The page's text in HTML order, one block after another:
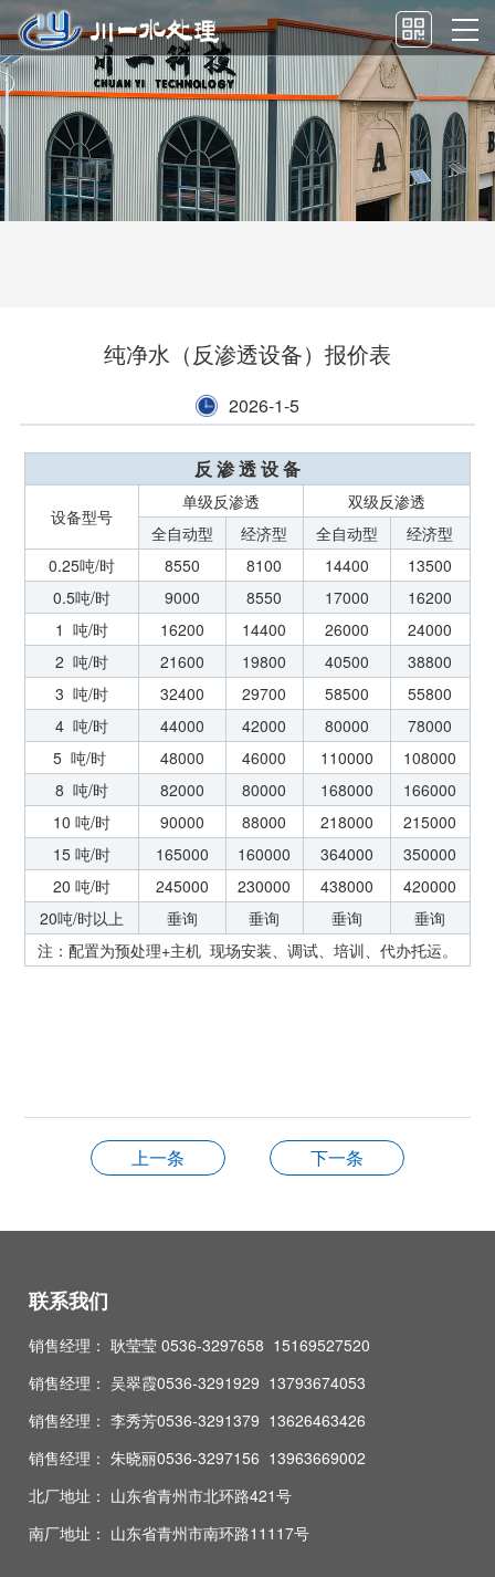
纯净水（反渗透设备）报价表
2026-1-5
反 渗 透 设 备
设备型号
单级反渗透
双级反渗透
全自动型
经济型 全自动型
经济型
0.25吨/时
8550 8100 14400
13500
0.5吨/时
9000 8550 17000
16200
1 吨/时
16200 14400 26000
24000
2 吨/时
21600 19800 40500
38800
3 吨/时
32400 29700 58500
55800
4 吨/时
44000 42000 80000
78000
5 吨/时
48000 46000 110000
108000
8 吨/时
82000 80000 168000
166000
10 吨/时
90000 88000 218000
215000
15 吨/时
165000 160000 364000
350000
20 吨/时
245000 230000 438000
420000
20吨/时以上
垂询 垂询 垂询
垂询
注：配置为预处理+主机 现场安装、调试、培训、代办托运。
上一条 下一条
联系我们
销售经理： 耿莹莹 0536-3297658 15169527520
销售经理： 吴翠霞0536-3291929 13793674053
销售经理： 李秀芳0536-3291379 13626463426
销售经理： 朱晓丽0536-3297156 13963669002
北厂地址： 山东省青州市北环路421号
南厂地址： 山东省青州市南环路11117号